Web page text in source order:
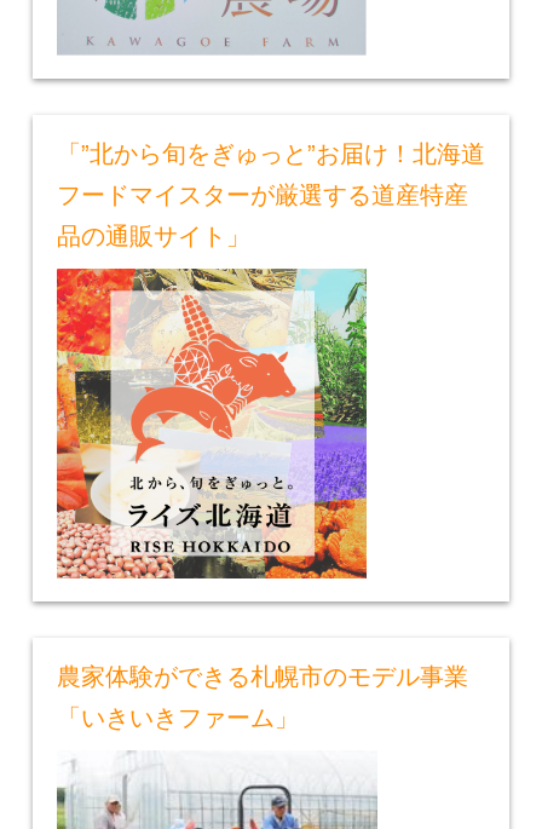
「”北から旬をぎゅっと”お届け！北海道
フードマイスターが厳選する道産特産
品の通販サイト」
農家体験ができる札幌市のモデル事業
「いきいきファーム」